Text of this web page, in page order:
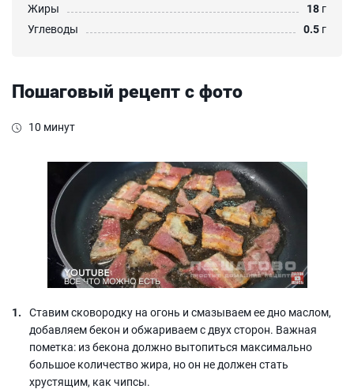
Жиры
18 г
Углеводы
0.5 г
Пошаговый рецепт с фото
10 минут
Ставим сковородку на огонь и смазываем ее дно маслом,
добавляем бекон и обжариваем с двух сторон. Важная
пометка: из бекона должно вытопиться максимально
большое количество жира, но он не должен стать
хрустящим, как чипсы.